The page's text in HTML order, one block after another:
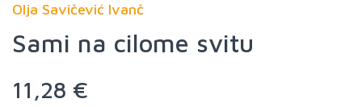
Olja Savičević Ivanč
Sami na cilome svitu
11,28 €